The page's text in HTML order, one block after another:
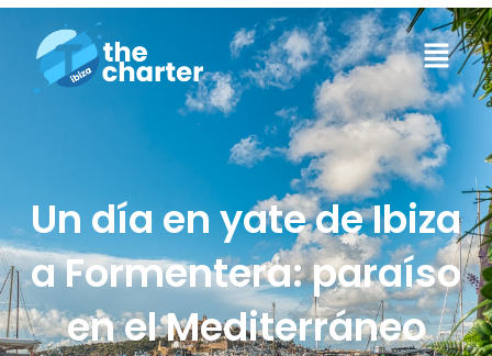
Un día en yate de Ibiza
a Formentera: paraíso
en el Mediterráneo